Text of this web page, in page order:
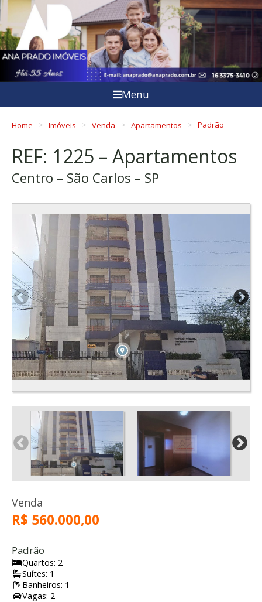
Menu
Home Imóveis Venda Apartamentos Padrão
REF: 1225 – Apartamentos
Centro – São Carlos – SP
Venda
R$ 560.000,00
Padrão
Quartos: 2
Suítes: 1
Banheiros: 1
Vagas: 2